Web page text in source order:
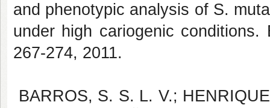
and phenotypic analysis of S.
under high cariogenic
267-274, 2011.
BARROS, S. S. L. V.;